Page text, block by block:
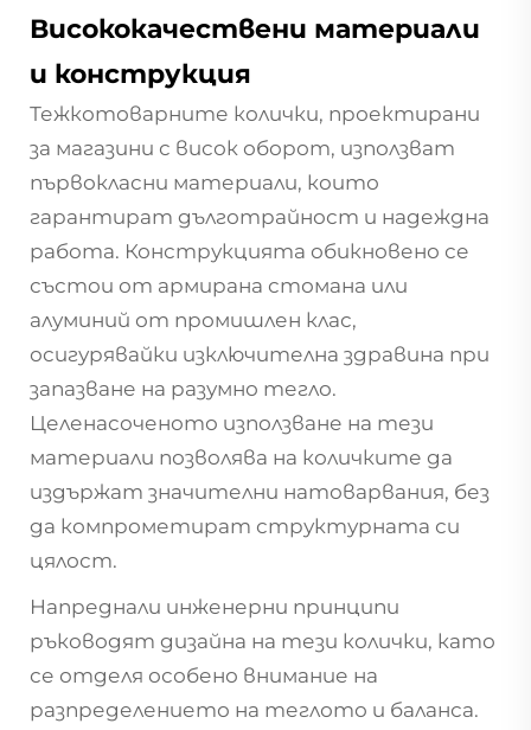
Висококачествени материали
и конструкция
Тежкотоварните колички, проектирани
за магазини с висок оборот, използват
първокласни материали, които
гарантират дълготрайност и надеждна
работа. Конструкцията обикновено се
състои от армирана стомана или
алуминий от промишлен клас,
осигурявайки изключителна здравина при
запазване на разумно тегло.
Целенасоченото използване на тези
материали позволява на количките да
издържат значителни натоварвания, без
да компрометират структурната си
цялост.
Напреднали инженерни принципи
ръководят дизайна на тези колички, като
се отделя особено внимание на
разпределението на теглото и баланса.